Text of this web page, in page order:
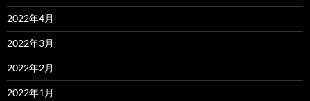
2022年4月
2022年3月
2022年2月
2022年1月